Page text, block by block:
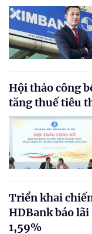
Hội thảo công
tăng thuế tiêu
Triển khai
HDBank báo
1,59%